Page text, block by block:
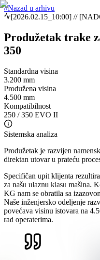
//Nazad u arhivu
[2026.02.15_10:00] // [
Produžetak trake
350
Standardna visina
3.200 mm
Produžena visina
4.500 mm
Kompatibilnost
250 / 350 EVO II
Sistemska analiza
Produžetak je razvijen
direktan utovar u prateću
Specifičan upit klijenta
za našu ulaznu klasu mašina.
KG nam se obratila sa
Naše inženjersko odeljenje
povećava visinu istovara na
rad operaterima.